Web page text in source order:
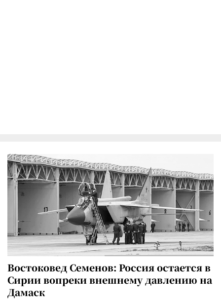
Востоковед Семенов: Россия остается в
Сирии вопреки внешнему давлению на
Дамаск